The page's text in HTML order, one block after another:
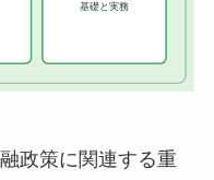
政策に関連する重